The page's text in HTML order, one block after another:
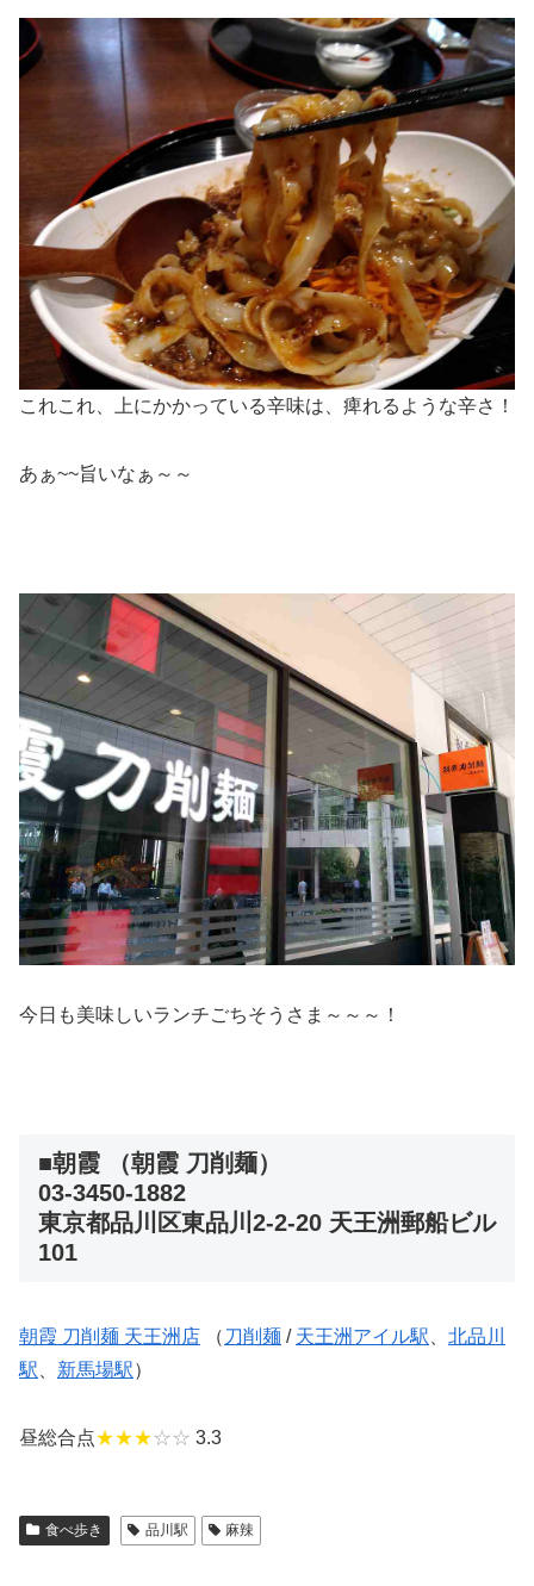
これこれ、上にかかっている辛味は、痺れるような辛さ！
あぁ~~旨いなぁ～～
今日も美味しいランチごちそうさま～～～！
■朝霞 （朝霞 刀削麺）
03-3450-1882
東京都品川区東品川2-2-20 天王洲郵船ビル
101
朝霞 刀削麺 天王洲店 （ 刀削麺 / 天王洲アイル駅
北品川
駅
新馬場駅）
昼総合点★★★☆☆ 3.3
食べ歩き 品川駅 麻辣